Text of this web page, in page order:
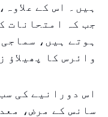
ہیں۔ اس کے
جب کہ امتحانات
ہوتے ہیں،
وائرس کا پھیلاؤ
اس دورانیے کی
سانس کے مرض،